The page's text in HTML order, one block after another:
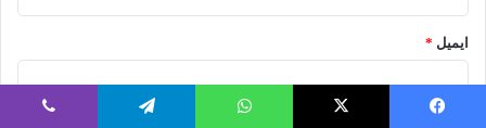
ایمیل *